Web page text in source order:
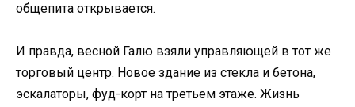
общепита открывается.
И правда, весной Галю взяли управляющей в тот же
торговый центр. Новое здание из стекла и бетона,
эскалаторы, фуд-корт на третьем этаже. Жизнь